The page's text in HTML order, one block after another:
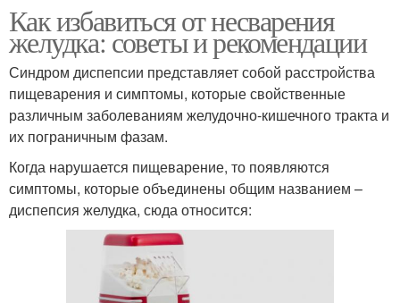
Как избавиться от несварения
желудка: советы и рекомендации
Синдром диспепсии представляет собой расстройства
пищеварения и симптомы, которые свойственные
различным заболеваниям желудочно-кишечного тракта и
их пограничным фазам.
Когда нарушается пищеварение, то появляются
симптомы, которые объединены общим названием –
диспепсия желудка, сюда относится: